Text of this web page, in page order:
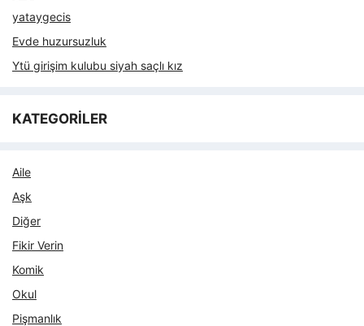
yataygecis
Evde huzursuzluk
Ytü girişim kulubu siyah saçlı kız
KATEGORİLER
Aile
Aşk
Diğer
Fikir Verin
Komik
Okul
Pişmanlık